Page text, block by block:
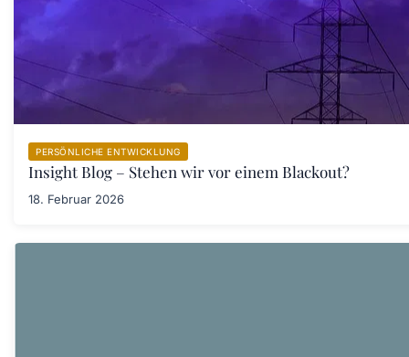
PERSÖNLICHE ENTWICKLUNG
Insight Blog – Stehen wir vor einem Blackout?
18. Februar 2026